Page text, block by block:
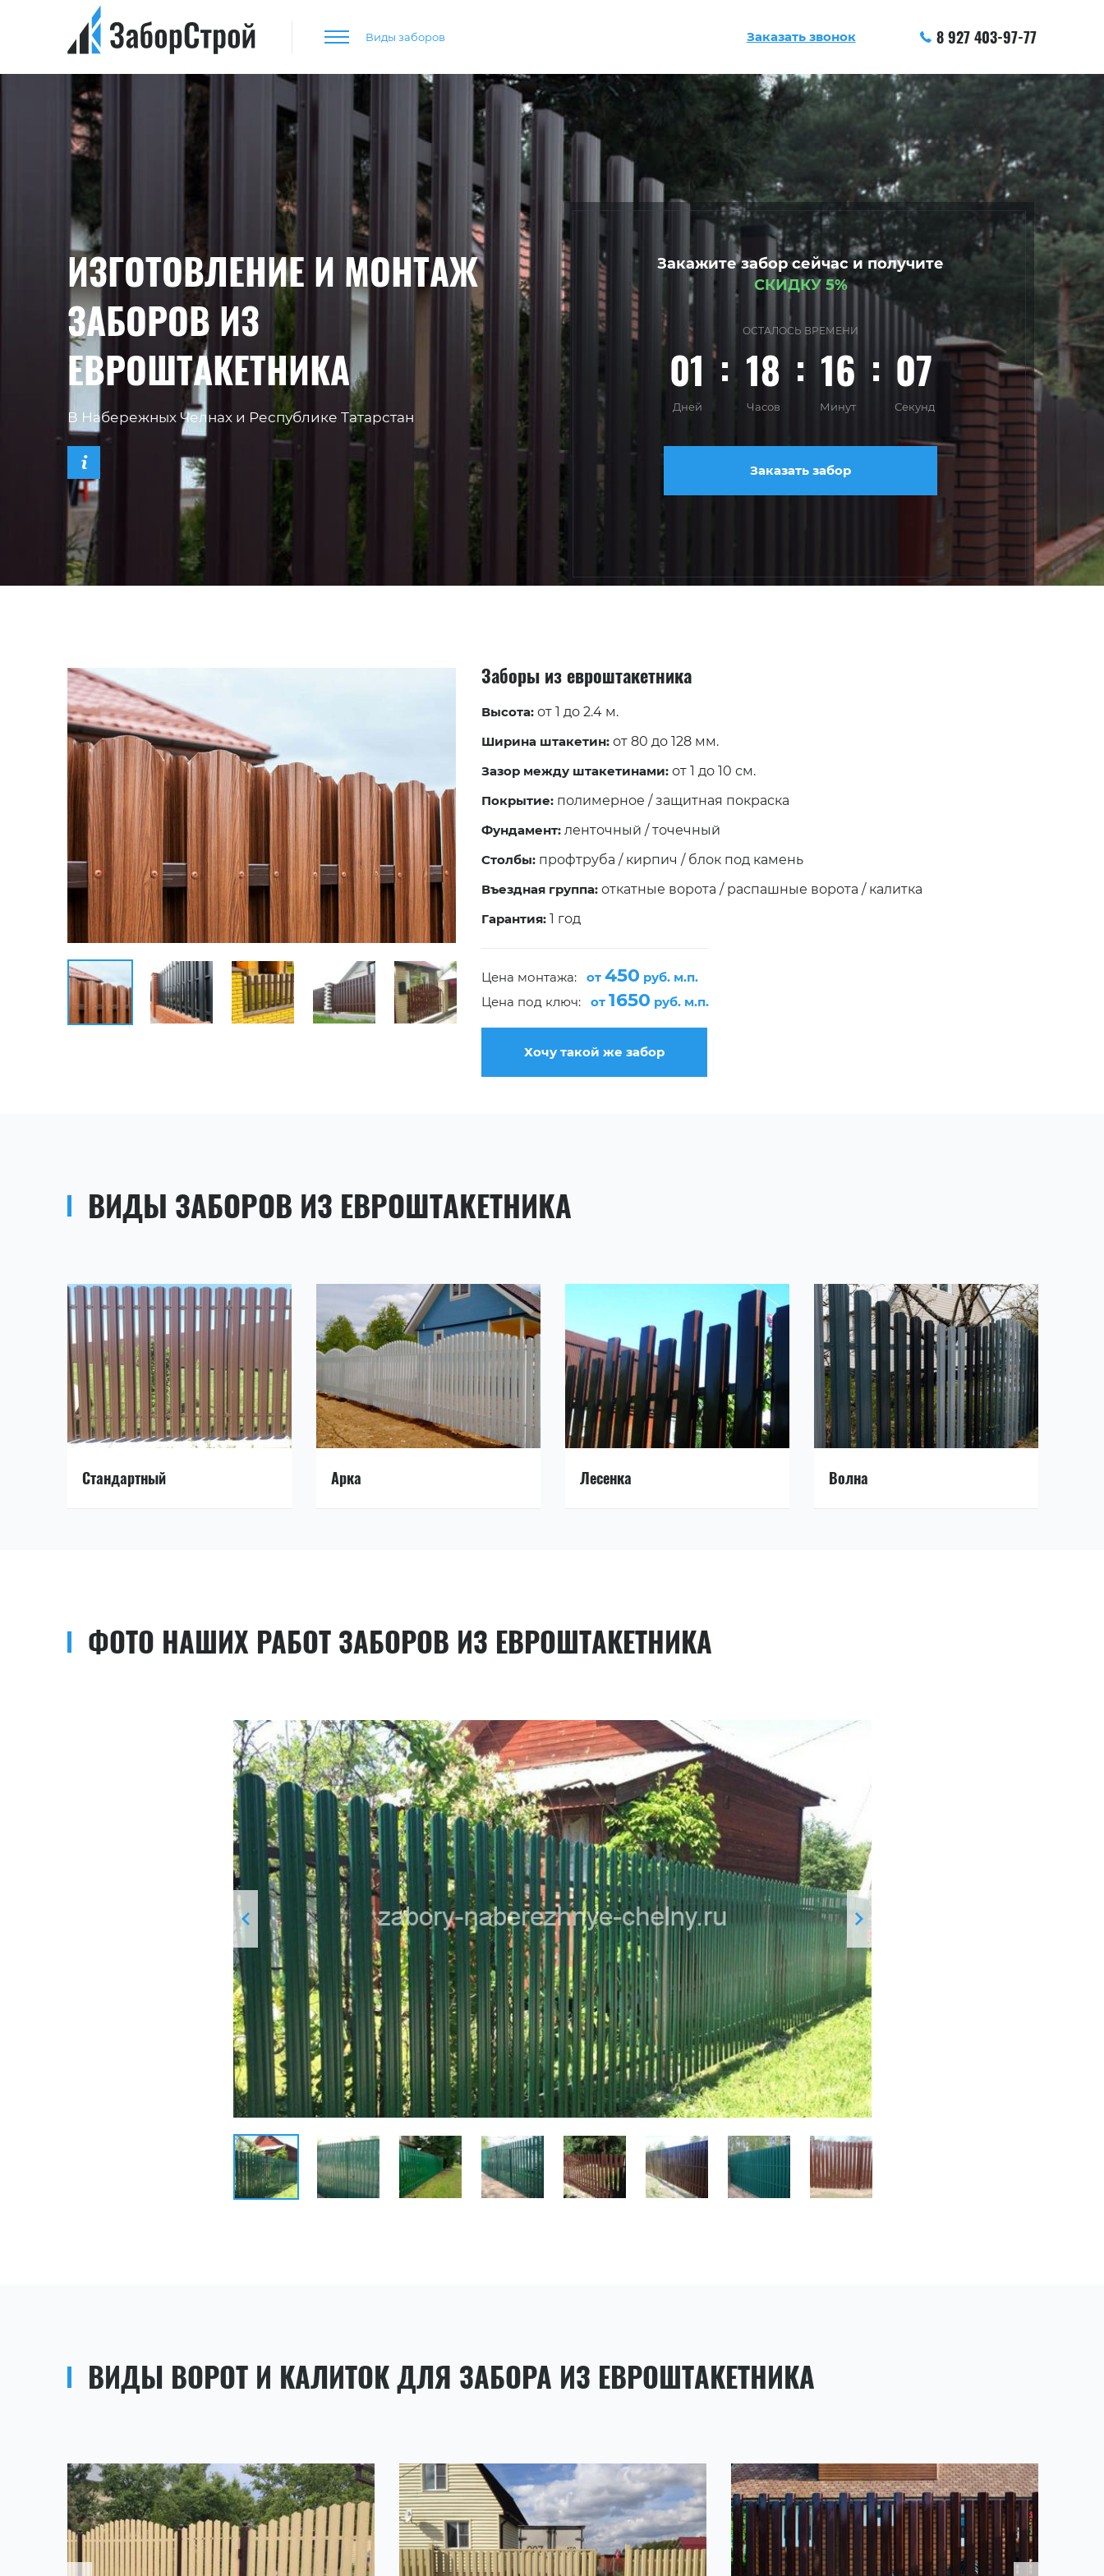
Виды заборов Заказать звонок 8 927 403-97-77
ИЗГОТОВЛЕНИЕ И МОНТАЖ
ЗАБОРОВ ИЗ
ЕВРОШТАКЕТНИКА
В Набережных Челнах и Республике Татарстан
Закажите забор сейчас и получите
СКИДКУ 5%
ОСТАЛОСЬ ВРЕМЕНИ
01 18 16 06
Дней Часов Минут Секунд
Заказать забор
Заборы из евроштакетника
Высота: от 1 до 2.4 м.
Ширина штакетин: от 80 до 128 мм.
Зазор между штакетинами: от 1 до 10 см.
Покрытие: полимерное / защитная покраска
Фундамент: ленточный / точечный
Столбы: профтруба / кирпич / блок под камень
Въездная группа: откатные ворота / распашные ворота / калитка
Гарантия: 1 год
Цена монтажа:от450 руб. м.п.
Цена под ключ:от1650 руб. м.п.
Хочу такой же забор
ВИДЫ ЗАБОРОВ ИЗ ЕВРОШТАКЕТНИКА
Стандартный Арка Лесенка Волна
ФОТО НАШИХ РАБОТ ЗАБОРОВ ИЗ ЕВРОШТАКЕТНИКА
ВИДЫ ВОРОТ И КАЛИТОК ДЛЯ ЗАБОРА ИЗ ЕВРОШТАКЕТНИКА